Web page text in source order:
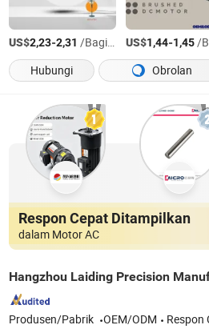
US$2,23-2,31 /Bagian US$1,44-1,45/
Hubungi
Obrolan
Respon Cepat Ditampilkan
dalam Motor AC
Hangzhou Laiding Precision
Produsen/Pabrik OEM/ODM Respon